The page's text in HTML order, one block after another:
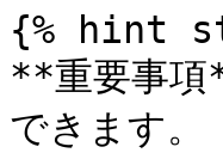
{% hint
**重要事項
できます。